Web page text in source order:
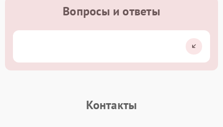
Причинами повреждения становятся перепады напряжения,
замыкание. Мы проводим глубокий анализ состояния платы
Canon, выявляем поврежденные элементы и выполняем
компонентный ремонт без необходимости полной замены
Сбои в работе платы могут проявляться различными
Вопросы и ответы
Контакты